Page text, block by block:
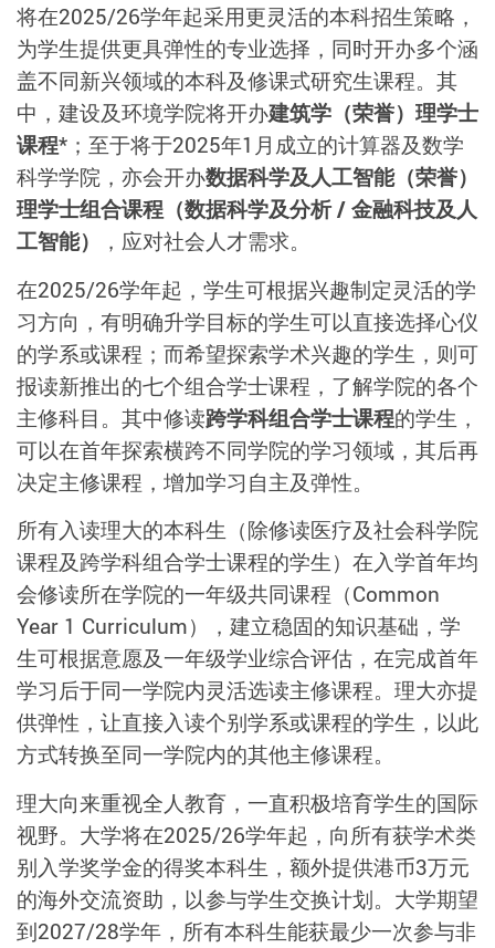
将在2025/26学年起采用更灵活的本科招生策略，
为学生提供更具弹性的专业选择，同时开办多个涵
盖不同新兴领域的本科及修课式研究生课程。其
中，建设及环境学院将开办建筑学（荣誉）理学士
课程*；至于将于2025年1月成立的计算器及数学
科学学院，亦会开办数据科学及人工智能（荣誉）
理学士组合课程（数据科学及分析 / 金融科技及人
工智能）
，应对社会人才需求。
在2025/26学年起，学生可根据兴趣制定灵活的学
习方向，有明确升学目标的学生可以直接选择心仪
的学系或课程；而希望探索学术兴趣的学生，则可
报读新推出的七个组合学士课程，了解学院的各个
主修科目。其中修读跨学科组合学士课程的学生，
可以在首年探索横跨不同学院的学习领域，其后再
决定主修课程，增加学习自主及弹性。
所有入读理大的本科生（除修读医疗及社会科学院
课程及跨学科组合学士课程的学生）在入学首年均
会修读所在学院的一年级共同课程（Common
Year 1 Curriculum），建立稳固的知识基础，学
生可根据意愿及一年级学业综合评估，在完成首年
学习后于同一学院内灵活选读主修课程。理大亦提
供弹性，让直接入读个别学系或课程的学生，以此
方式转换至同一学院内的其他主修课程。
理大向来重视全人教育，一直积极培育学生的国际
视野。大学将在2025/26学年起，向所有获学术类
别入学奖学金的得奖本科生，额外提供港币3万元
的海外交流资助，以参与学生交换计划。大学期望
到2027/28学年，所有本科生能获最少一次参与非